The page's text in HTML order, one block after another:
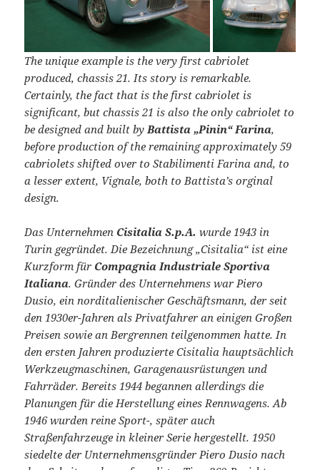
The unique example is the very first cabriolet
produced, chassis 21. Its story is remarkable.
Certainly, the fact that is the first cabriolet is
significant, but chassis 21 is also the only cabriolet to
be designed and built byBattista „Pinin“ Farina,
before production of the remaining approximately 59
cabriolets shifted over to Stabilimenti Farina and, to
a lesser extent, Vignale, both to Battista’s orginal
design.
Das Unternehmen Cisitalia S.p.A. wurde 1943 in
Turin gegründet. Die Bezeichnung „Cisitalia“ ist eine
Kurzform für Compagnia Industriale Sportiva
Italiana. Gründer des Unternehmens war Piero
Dusio, ein norditalienischer Geschäftsmann, der seit
den 1930er-Jahren als Privatfahrer an einigen Großen
Preisen sowie an Bergrennen teilgenommen hatte. In
den ersten Jahren produzierte Cisitalia hauptsächlich
Werkzeugmaschinen, Garagenausrüstungen und
Fahrräder. Bereits 1944 begannen allerdings die
Planungen für die Herstellung eines Rennwagens. Ab
1946 wurden reine Sport-, später auch
Straßenfahrzeuge in kleiner Serie hergestellt. 1950
siedelte der Unternehmensgründer Piero Dusio nach